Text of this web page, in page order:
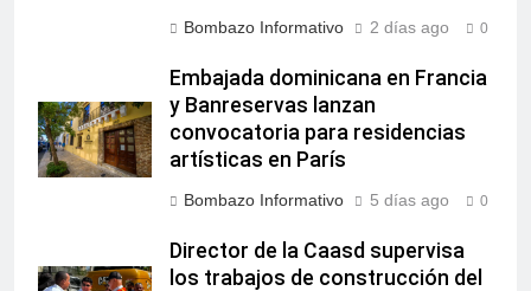
Bombazo Informativo 2 días ago 0
Embajada dominicana en Francia
y Banreservas lanzan
convocatoria para residencias
artísticas en París
Bombazo Informativo 5 días ago 0
Director de la Caasd supervisa
los trabajos de construcción del